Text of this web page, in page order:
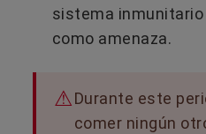
sistema
como amenaza.
Durante este
comer ningún